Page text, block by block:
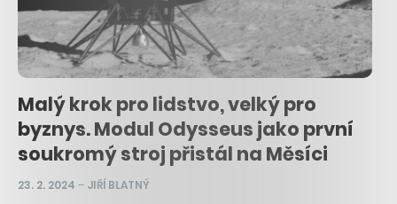
Malý krok pro lidstvo, velký pro
byznys. Modul Odysseus jako první
soukromý stroj přistál na Měsíci
23. 2. 2024 – JIŘÍ BLATNÝ